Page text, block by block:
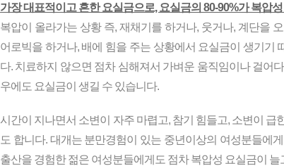
가장 대표적이고 흔한 요실금으로, 요실금의 80-90%가 복압
복압이 올라가는 상황 즉, 재채기를 하거나, 웃거나, 계단을
어로빅을 하거나, 배에 힘을 주는 상황에서 요실금이 생기기
다. 치료하지 않으면 점차 심해져서 가벼운 움직임이나 걸어
우에도 요실금이 생길 수 있습니다.
시간이 지나면서 소변이 자주 마렵고, 참기 힘들고, 소변이 급
도 합니다. 대개는 분만경험이 있는 중년이상의 여성분들에
출산을 경험한 젊은 여성분들에게도 점차 복압성 요실금이 늘